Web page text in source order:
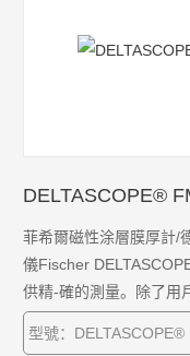
DELTASCOPE®
菲希爾磁性涂層膜厚計/
儀Fischer
供精-確的測量。除了用
作簡單、堅固耐用，幾
求，這些應用包括廣泛
型號：DELTASCOPE®